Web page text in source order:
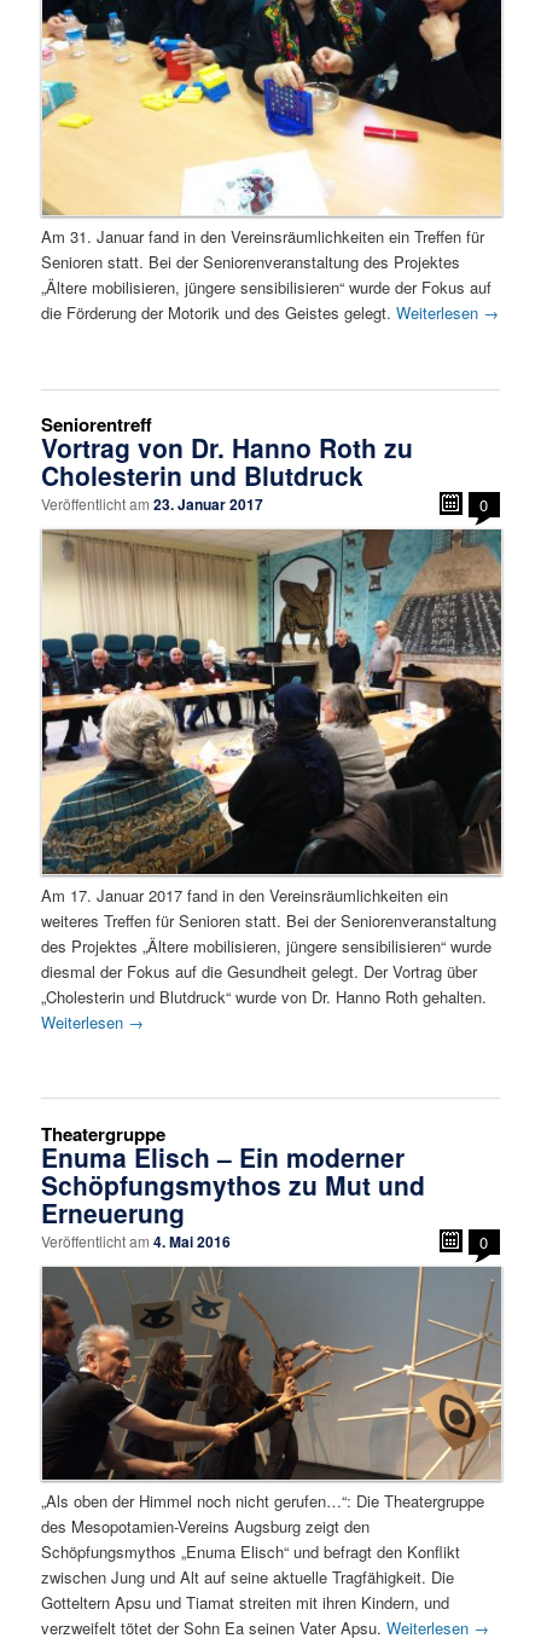
Am 31. Januar fand in den Vereinsräumlichkeiten ein Treffen für
Senioren statt. Bei der Seniorenveranstaltung des Projektes
„Ältere mobilisieren, jüngere sensibilisieren“ wurde der Fokus auf
die Förderung der Motorik und des Geistes gelegt.Weiterlesen →
Seniorentreff
Vortrag von Dr. Hanno Roth zu
Cholesterin und Blutdruck
Veröffentlicht am23. Januar 2017 0
Am 17. Januar 2017 fand in den Vereinsräumlichkeiten ein
weiteres Treffen für Senioren statt. Bei der Seniorenveranstaltung
des Projektes „Ältere mobilisieren, jüngere sensibilisieren“ wurde
diesmal der Fokus auf die Gesundheit gelegt. Der Vortrag über
„Cholesterin und Blutdruck“ wurde von Dr. Hanno Roth gehalten.
Weiterlesen →
Theatergruppe
Enuma Elisch – Ein moderner
Schöpfungsmythos zu Mut und
Erneuerung
Veröffentlicht am4. Mai 2016 0
„Als oben der Himmel noch nicht gerufen…“: Die Theatergruppe
des Mesopotamien-Vereins Augsburg zeigt den
Schöpfungsmythos „Enuma Elisch“ und befragt den Konflikt
zwischen Jung und Alt auf seine aktuelle Tragfähigkeit. Die
Gotteltern Apsu und Tiamat streiten mit ihren Kindern, und
verzweifelt tötet der Sohn Ea seinen Vater Apsu.Weiterlesen →